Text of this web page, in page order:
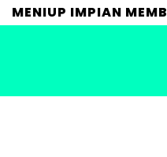
PERAYAAN DAN